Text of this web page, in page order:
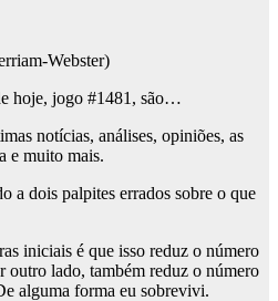
Webster)
hoje, jogo #1481, são…
notícias, análises, opiniões, as
e muito mais.
a dois palpites errados sobre o que
iniciais é que isso reduz o número
outro lado, também reduz o número
alguma forma eu sobrevivi.